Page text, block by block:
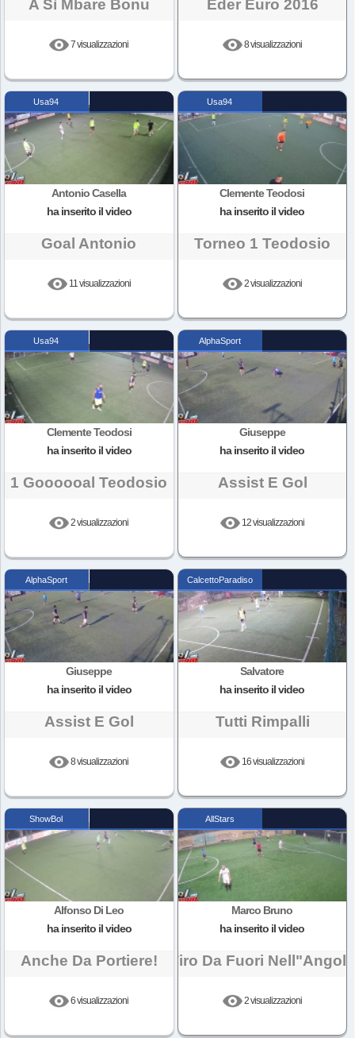
A Sì Mbare Bonu
7 visualizzazioni
Eder Euro 2016
8 visualizzazioni
Usa94
Antonio Casella
ha inserito il video
Goal Antonio
11 visualizzazioni
Usa94
Clemente Teodosi
ha inserito il video
Torneo 1 Teodosio
2 visualizzazioni
Usa94
Clemente Teodosi
ha inserito il video
1 Goooooal Teodosio
2 visualizzazioni
AlphaSport
Giuseppe
ha inserito il video
Assist E Gol
12 visualizzazioni
AlphaSport
Giuseppe
ha inserito il video
Assist E Gol
8 visualizzazioni
CalcettoParadiso
Salvatore
ha inserito il video
Tutti Rimpalli
16 visualizzazioni
ShowBol
Alfonso Di Leo
ha inserito il video
Anche Da Portiere!
6 visualizzazioni
AllStars
Marco Bruno
ha inserito il video
Tiro Da Fuori Nell"angolo
2 visualizzazioni